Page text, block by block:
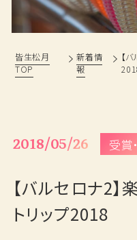
松月の歩み
フォトギャラリー
新着情報
皆生松月
TOP
新着情
報
【
2018/05/26 受賞
【バルセロナ2】
トリップ2018